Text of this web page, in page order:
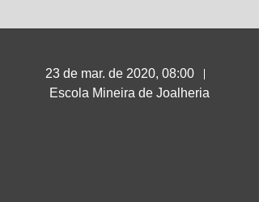
Março 2020
23 de mar. de 2020, 08:00
Escola Mineira de Joalheria